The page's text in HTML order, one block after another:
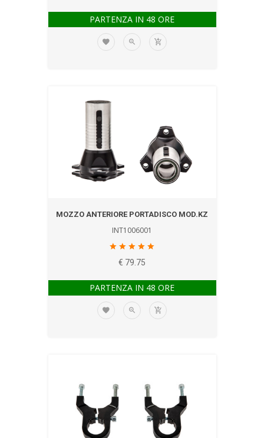
PARTENZA IN 48 ORE
MOZZO ANTERIORE PORTADISCO MOD.KZ
INT1006001
€ 79.75
PARTENZA IN 48 ORE